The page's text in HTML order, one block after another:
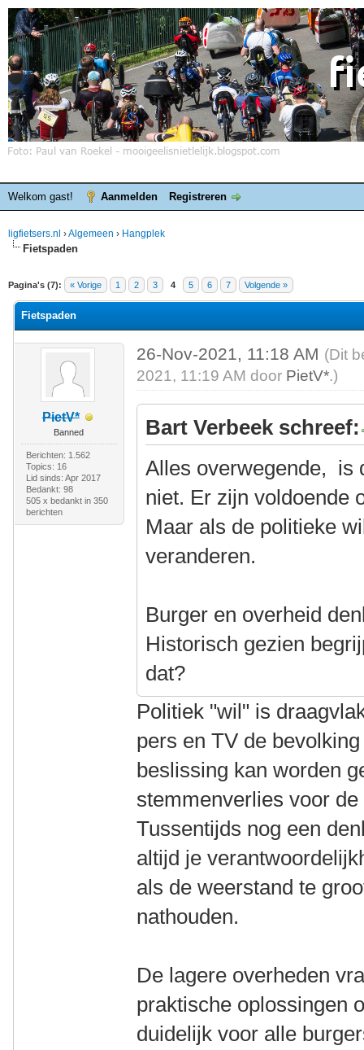
Welkom gast! Aanmelden Registreren
ligfietsers.nl ›Algemeen › Hangplek
Fietspaden
Pagina's (7): « Vorige 1 2 3 4 5 6 7 Volgende »
waardering is 0
Fietspaden
PietV*
Banned
Berichten: 1.562
Topics: 16
Lid sinds: Apr 2017
Bedankt: 98
505 x bedankt in 350
berichten
26-Nov-2021, 11:18 AM (Dit
2021, 11:19 AM door PietV*.)
Bart Verbeek schreef:
Alles overwegende, is
niet. Er zijn voldoende
Maar als de politieke
veranderen.
Burger en overheid
Historisch gezien
dat?
Politiek "wil" is
pers en TV de
beslissing kan worden
stemmenverlies voor
Tussentijds nog een
altijd je
als de weerstand te
nathouden.
De lagere overheden
praktische oplossingen
duidelijk voor alle